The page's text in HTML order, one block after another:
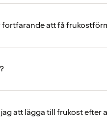
fortfarande att få
att lägga till frukost efter